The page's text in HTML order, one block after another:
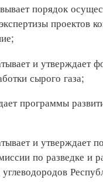
порядок
проектов
и утверждает
сырого газа;
программы
и утверждает
по разведке и